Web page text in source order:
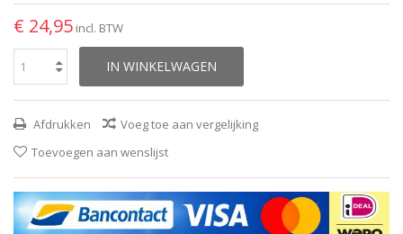
€ 24,95 incl. BTW
IN WINKELWAGEN
Afdrukken
Voeg toe aan vergelijking
Toevoegen aan wenslijst